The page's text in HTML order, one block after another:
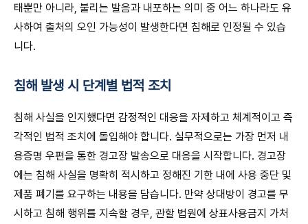
태뿐만 아니라, 불리는 발음과 내포하는 의미 중 어느 하나라도 유
사하여 출처의 오인 가능성이 발생한다면 침해로 인정될 수 있습
니다.
침해 발생 시 단계별 법적 조치
침해 사실을 인지했다면 감정적인 대응을 자제하고 체계적이고 즉
각적인 법적 조치에 돌입해야 합니다. 실무적으로는 가장 먼저 내
용증명 우편을 통한 경고장 발송으로 대응을 시작합니다. 경고장
에는 침해 사실을 명확히 적시하고 정해진 기한 내에 사용 중단 및
제품 폐기를 요구하는 내용을 담습니다. 만약 상대방이 경고를 무
시하고 침해 행위를 지속할 경우, 관할 법원에 상표사용금지 가처